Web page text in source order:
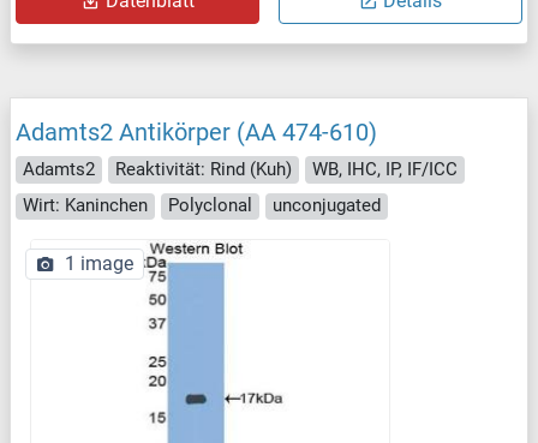
Adamts2 Antikörper (AA 474-610)
Adamts2 Reaktivität: Rind (Kuh)
WB, IHC, IP, IF/ICC
Wirt: Kaninchen
Polyclonal unconjugated
1 image